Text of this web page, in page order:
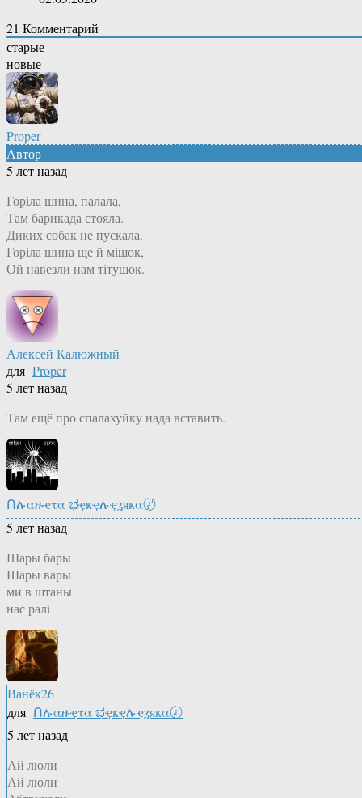
21 Комментарий
старые
новые
Proper
Автор
5 лет назад
Горіла шина, палала,
Там барикада стояла.
Диких собак не пускала.
Горіла шина ще й мішок,
Ой навезли нам тітушок.
Алексей Калюжный
для Proper
5 лет назад
Там ещё про спалахуйку нада вставить.
Ոሉαዙҿτα ಭҿҝҿሉҿʓяҝα〄
5 лет назад
Шары бары
Шары вары
ми в штаны
нас ралi
Ванёк26
для Ոሉαዙҿτα ಭҿҝҿሉҿʓяҝα〄
5 лет назад
Ай люли
Ай люли